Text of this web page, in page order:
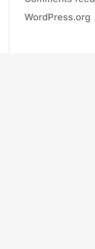
WordPress.org